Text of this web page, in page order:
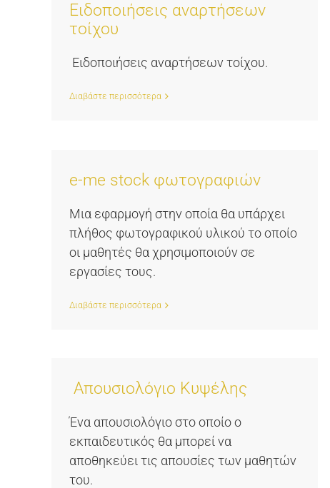
Ειδοποιήσεις αναρτήσεων
τοίχου
Ειδοποιήσεις αναρτήσεων τοίχου.
Διαβάστε περισσότερα
e-me stock φωτογραφιών
Μια εφαρμογή στην οποία θα υπάρχει
πλήθος φωτογραφικού υλικού το οποίο
οι μαθητές θα χρησιμοποιούν σε
εργασίες τους.
Διαβάστε περισσότερα
Απουσιολόγιο Κυψέλης
Ένα απουσιολόγιο στο οποίο ο
εκπαιδευτικός θα μπορεί να
αποθηκεύει τις απουσίες των μαθητών
του.